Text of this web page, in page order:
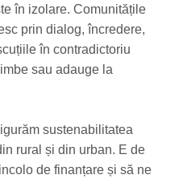
în izolare. Comunitățile
prin dialog, încredere,
în contradictoriu
sau adauge la
sustenabilitatea
rural și din urban. E de
de finanțare și să ne